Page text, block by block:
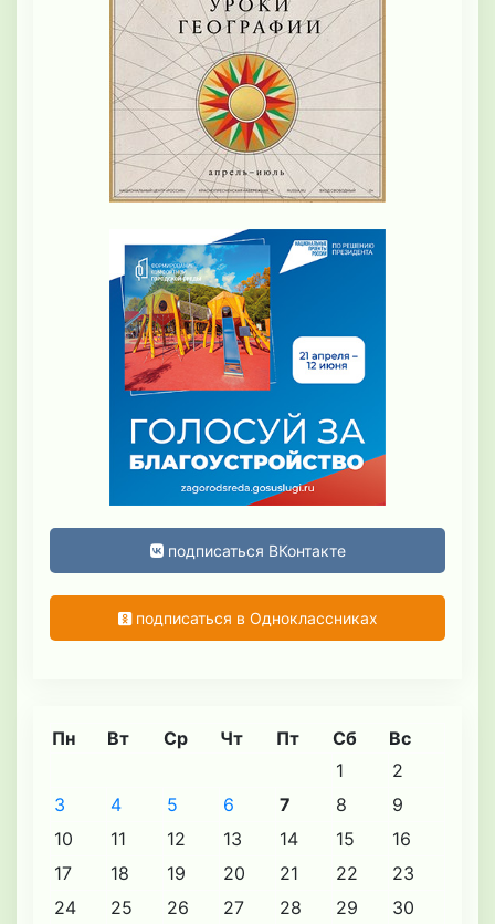
подписаться ВКонтакте
подписаться в Одноклассниках
Пн Вт Ср Чт Пт Сб Вс
1
2
3
4 5 6 7 8
9
10
11 12 13 14 15
16
17
18 19 20 21 22
23
24
25 26 27 28 29
30